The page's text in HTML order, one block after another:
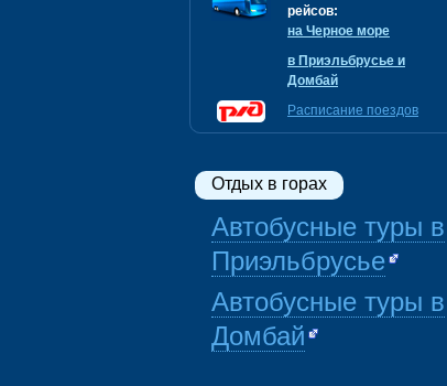
рейсов:
на Черное море
в Приэльбрусье и
Домбай
Расписание поездов
Отдых в горах
Автобусные туры в
Приэльбрусье
Автобусные туры в
Домбай